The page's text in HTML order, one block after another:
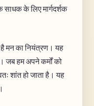
साधक के लिए मार्गदर्शक
मन का नियंत्रण। यह
जब हम अपने कर्मों को
शांत हो जाता है। यह